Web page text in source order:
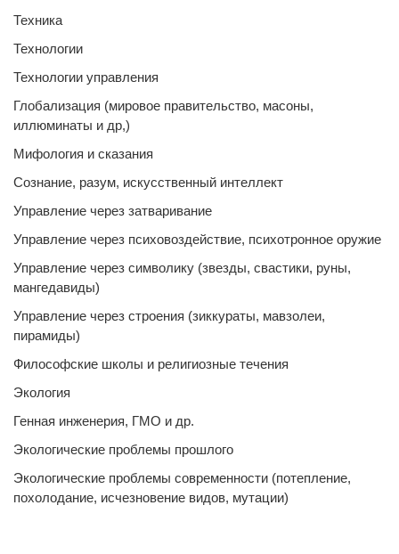
Техника
Технологии
Технологии управления
Глобализация (мировое правительство, масоны,
иллюминаты и др,)
Мифология и сказания
Сознание, разум, искусственный интеллект
Управление через затваривание
Управление через психовоздействие, психотронное оружие
Управление через символику (звезды, свастики, руны,
мангедавиды)
Управление через строения (зиккураты, мавзолеи,
пирамиды)
Философские школы и религиозные течения
Экология
Генная инженерия, ГМО и др.
Экологические проблемы прошлого
Экологические проблемы современности (потепление,
похолодание, исчезновение видов, мутации)